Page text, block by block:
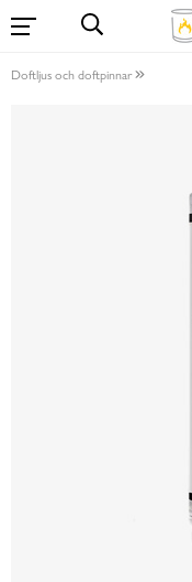
Doftljus och doftpinnar